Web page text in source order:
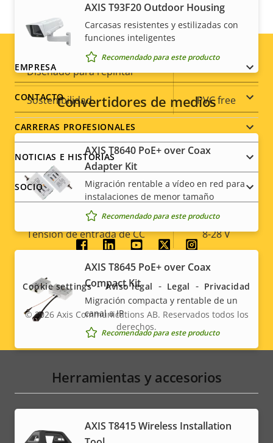
Clasificación de vandalismo -
Clasificación IP
Diseñado para repintar –
Sostenibilidad PVC free
Alimentación
Descripción
de
Valor de
la
Potencia (máxima) 6.9 W
Alimentación (media) 4.3 W
Tensión de entrada de CC 8-28 V
* Algunas especificaciones técnicas pueden variar
dependiendo de la opción de hardware que elija.
AXIS T93F20 Outdoor Housing
Carcasas resistentes y estilizadas con
funciones inteligentes
Recomendado para este producto
Convertidores de medios
AXIS T8640 PoE+ over Coax
Adapter Kit
Migración rentable a vídeo en red para
instalaciones de menor tamaño
Recomendado para este producto
AXIS T8645 PoE+ over Coax
Compact Kit
Migración compacta y rentable de un
canal a IP
Recomendado para este producto
Herramientas y accesorios
AXIS T8415 Wireless Installation
Footer
menu
EMPRESA
CONTACTO
CARRERAS PROFESIONALES
NOTICIAS E HISTORIAS
SOCIO
Social
menu
© 2026Axis Communications AB. Reservados todos los
derechos.
Cookie settings Aviso legal Legal Privacidad